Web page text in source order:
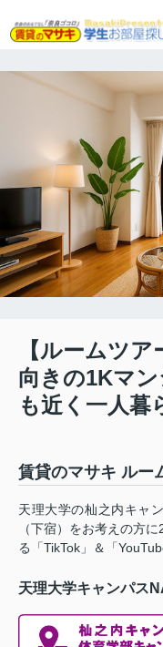
【ルームツ
向きの1Kマ
も近く一人
賃貸のマサキ ルー
天理大学の杣之内キャ
（下宿）をお考えの方
る「TikTok」＆「
天理大学キャンパス